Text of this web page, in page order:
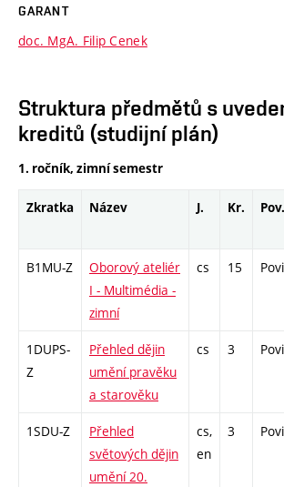
GARANT
doc. MgA. Filip Cenek
Struktura předmětů s
kreditů (studijní plán)
1. ročník, zimní semestr
Zkratka Název J. Kr. Pov.
B1MU-Z
Oborový ateliér
I - Multimédia -
zimní
cs 15
1DUPS-
Z
Přehled dějin
umění pravěku
a starověku
cs 3
1SDU-Z
Přehled
světových dějin
umění 20.
cs,
en
3